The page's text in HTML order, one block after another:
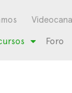
Foro